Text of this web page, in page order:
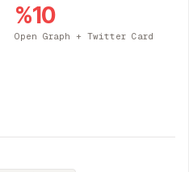
%10
Open Graph + Twitter Card